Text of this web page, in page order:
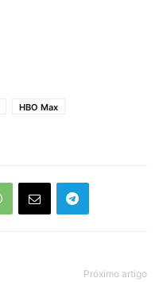
HBO Max
Próximo artigo